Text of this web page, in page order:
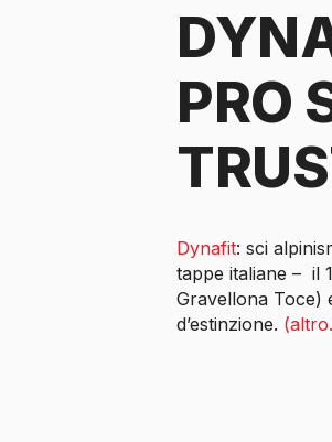
PRO
Dynafit: sci
tappe italiane – il
Gravellona Toce)
d’estinzione.